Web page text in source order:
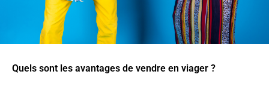
Quels sont les avantages de vendre en viager ?